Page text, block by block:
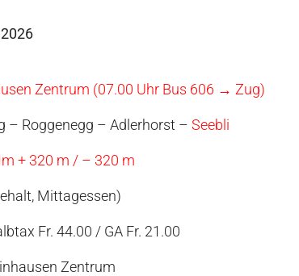
Zentrum (07.00 Uhr Bus 606 → Zug)
– Roggenegg – Adlerhorst – Seebli
+ 320 m / – 320 m
Mittagessen)
Fr. 44.00 / GA Fr. 21.00
Zentrum